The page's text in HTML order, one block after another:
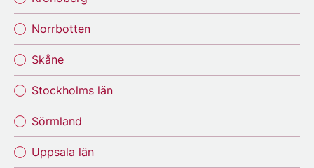
Norrbotten
Skåne
Stockholms län
Sörmland
Uppsala län